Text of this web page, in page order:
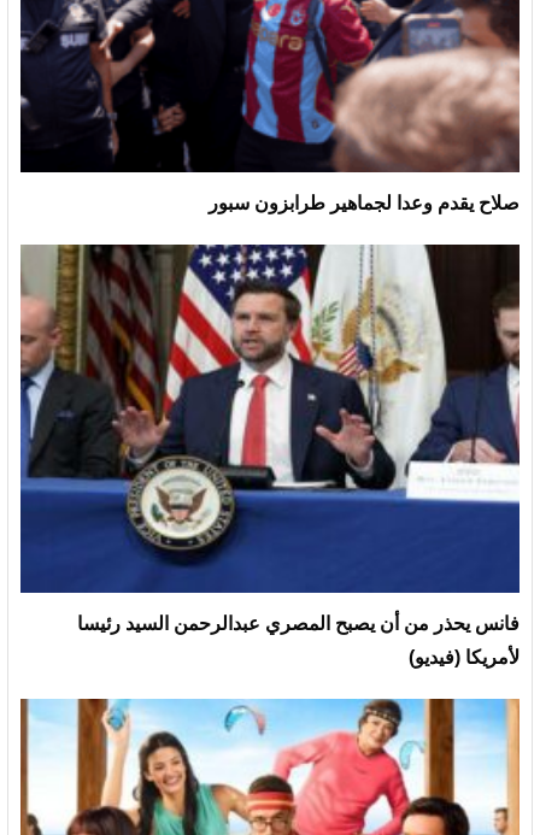
صلاح يقدم وعدا لجماهير طرابزون سبور
فانس يحذر من أن يصبح المصري عبدالرحمن السيد رئيسا
لأمريكا (فيديو)